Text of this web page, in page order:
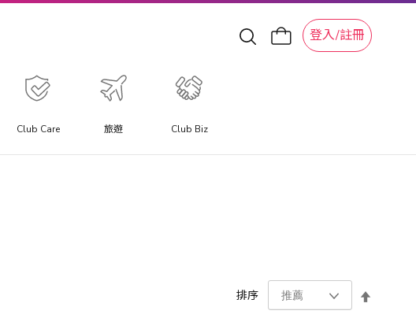
登入/註冊
Club Care 旅遊 Club Biz
排序